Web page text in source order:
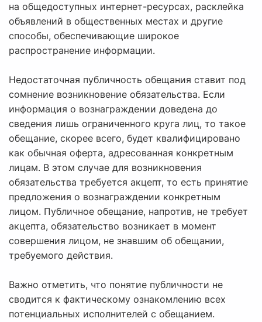
на общедоступных интернет-ресурсах, расклейка
объявлений в общественных местах и другие
способы, обеспечивающие широкое
распространение информации.
Недостаточная публичность обещания ставит под
сомнение возникновение обязательства. Если
информация о вознаграждении доведена до
сведения лишь ограниченного круга лиц, то такое
обещание, скорее всего, будет квалифицировано
как обычная оферта, адресованная конкретным
лицам. В этом случае для возникновения
обязательства требуется акцепт, то есть принятие
предложения о вознаграждении конкретным
лицом. Публичное обещание, напротив, не требует
акцепта, обязательство возникает в момент
совершения лицом, не знавшим об обещании,
требуемого действия.
Важно отметить, что понятие публичности не
сводится к фактическому ознакомлению всех
потенциальных исполнителей с обещанием.